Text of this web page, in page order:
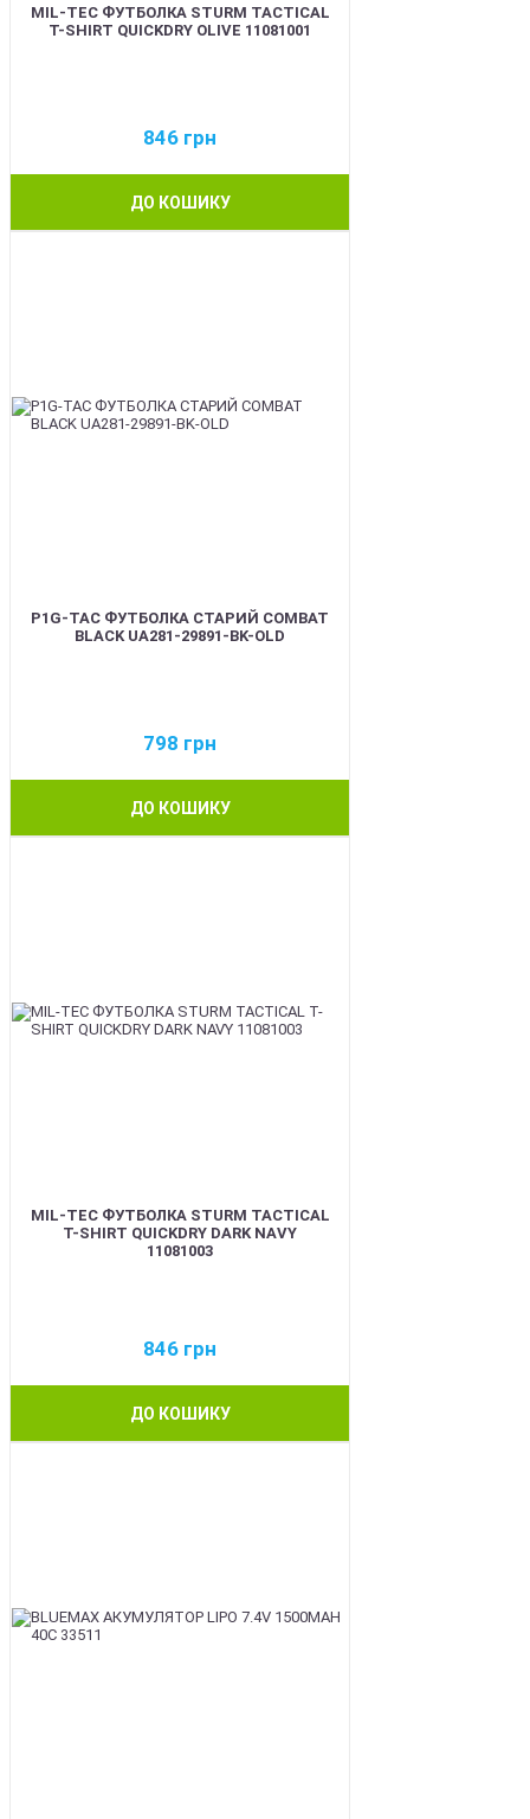
MIL-TEC ФУТБОЛКА STURM TACTICAL
T-SHIRT QUICKDRY OLIVE 11081001
846 грн
ДО КОШИКУ
P1G-TAC ФУТБОЛКА СТАРИЙ COMBAT
BLACK UA281-29891-BK-OLD
798 грн
ДО КОШИКУ
MIL-TEC ФУТБОЛКА STURM TACTICAL
T-SHIRT QUICKDRY DARK NAVY
11081003
846 грн
ДО КОШИКУ